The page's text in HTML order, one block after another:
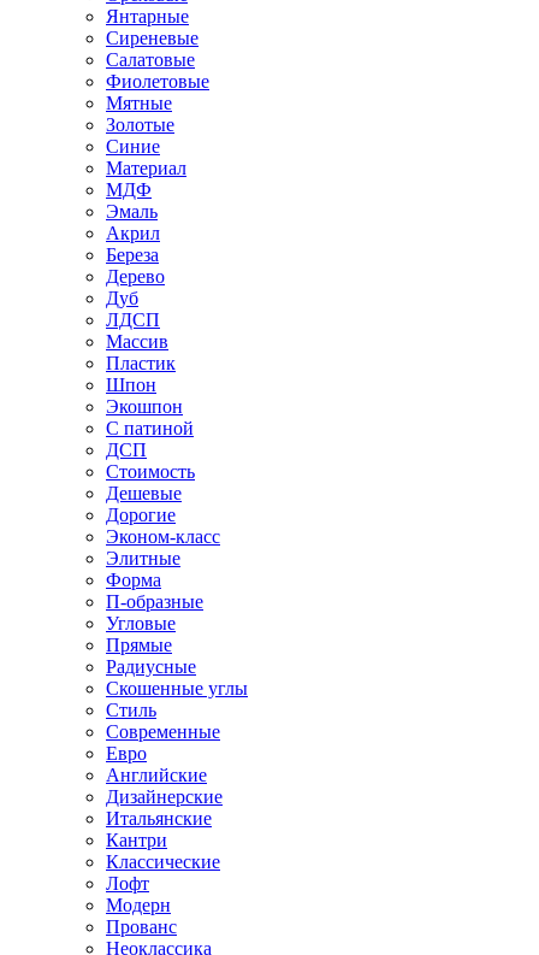
Янтарные
Сиреневые
Салатовые
Фиолетовые
Мятные
Золотые
Синие
Материал
МДФ
Эмаль
Акрил
Береза
Дерево
Дуб
ЛДСП
Массив
Пластик
Шпон
Экошпон
С патиной
ДСП
Стоимость
Дешевые
Дорогие
Эконом-класс
Элитные
Форма
П-образные
Угловые
Прямые
Радиусные
Скошенные углы
Стиль
Современные
Евро
Английские
Дизайнерские
Итальянские
Кантри
Классические
Лофт
Модерн
Прованс
Неоклассика